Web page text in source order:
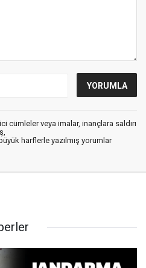
cümleler veya imalar, inançlara saldırı
harflerle yazılmış yorumlar